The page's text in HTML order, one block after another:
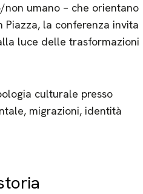
umano – che orientano
Piazza, la conferenza invita
luce delle trasformazioni
culturale presso
migrazioni, identità